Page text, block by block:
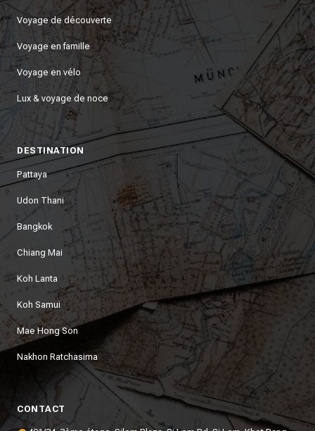
Voyage de découverte
Voyage en famille
Voyage en vélo
Lux & voyage de noce
DESTINATION
Pattaya
Udon Thani
Bangkok
Chiang Mai
Koh Lanta
Koh Samui
Mae Hong Son
Nakhon Ratchasima
CONTACT